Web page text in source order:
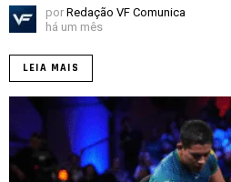
por Redação VF Comunica
há um mês
LEIA MAIS